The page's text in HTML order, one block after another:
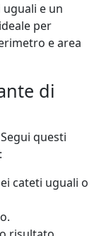
e un
per
e area
di
questi
cateti uguali o